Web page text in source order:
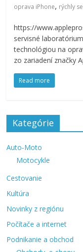
oprava iPhone, rýchly
https://
servisné
technológiou na
zo zariadení značky
Read more
Kategórie
Auto-Moto
Motocykle
Cestovanie
Kultúra
Novinky z regiónu
Počítače a internet
Podnikanie a obchod